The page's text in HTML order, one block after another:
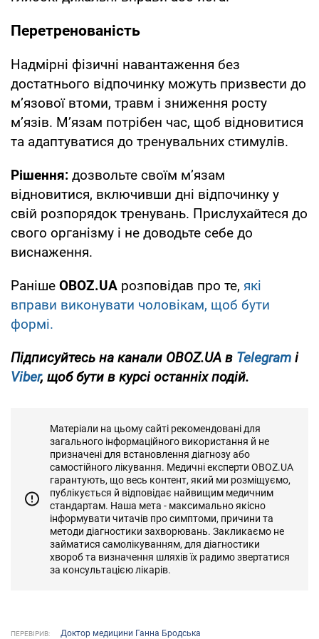
Перетренованість
Надмірні фізичні навантаження без
достатнього відпочинку можуть призвести до
м’язової втоми, травм і зниження росту
м’язів. М’язам потрібен час, щоб відновитися
та адаптуватися до тренувальних стимулів.
Рішення: дозвольте своїм м’язам
відновитися, включивши дні відпочинку у
свій розпорядок тренувань. Прислухайтеся до
свого організму і не доводьте себе до
виснаження.
Раніше OBOZ.UA розповідав про те, які
вправи виконувати чоловікам, щоб бути
формі.
Підписуйтесь на канали OBOZ.UA в Telegram і
Viber, щоб бути в курсі останніх подій.
Матеріали на цьому сайті рекомендовані для
загального інформаційного використання й не
призначені для встановлення діагнозу або
самостійного лікування. Медичні експерти OBOZ.UA
гарантують, що весь контент, який ми розміщуємо,
публікується й відповідає найвищим медичним
стандартам. Наша мета - максимально якісно
інформувати читачів про симптоми, причини та
методи діагностики захворювань. Закликаємо не
займатися самолікуванням, для діагностики
хвороб та визначення шляхів їх радимо звертатися
за консультацією лікарів.
ПЕРЕВІРИВ: Доктор медицини Ганна Бродська